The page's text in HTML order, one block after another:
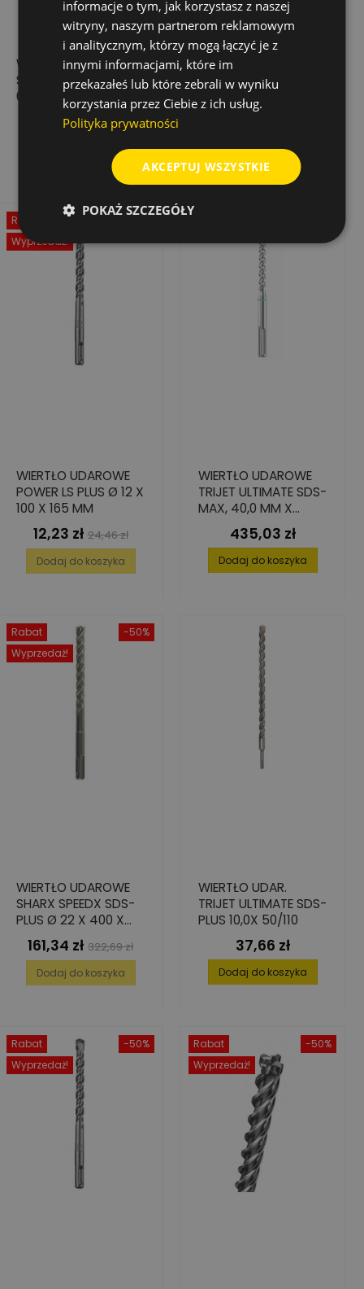
WIERTŁO UDAROWE
SHARX SDS-PLUS
6,5X165/100
Cena
18,47 złCena
36,94 zł
Dodaj do koszyka
WIERTŁO UDAROWE
SHARX SDS-PLUS
5,5X465/400
Dodaj do koszyka
Rabat
Wyprzedaż!
WIERTŁO UDAROWE
POWER LS PLUS Ø 12 X
100 X 165 MM
Cena
12,23 zł Cena
podstawowa
24,46 zł
Dodaj do koszyka
WIERTŁO UDAROWE
TRIJET ULTIMATE SDS-
MAX, 40,0 MM X
200/320 MM
Cena
435,03 zł
Dodaj do koszyka
-50%
Rabat
Wyprzedaż!
WIERTŁO UDAROWE
SHARX SPEEDX SDS-
PLUS Ø 22 X 400 X
450 MM
Cena
161,34 zł Cena
podstawowa
322,69 zł
Dodaj do koszyka
WIERTŁO UDAR.
TRIJET ULTIMATE SDS-
PLUS 10,0X 50/110
Cena
37,66 zł
Dodaj do koszyka
-50%
Rabat
Wyprzedaż!
-50%
Rabat
Wyprzedaż!
informacje o tym, jak korzystasz z naszej
witryny, naszym partnerom reklamowym
i analitycznym, którzy mogą łączyć je z
innymi informacjami, które im
przekazałeś lub które zebrali w wyniku
korzystania przez Ciebie z ich usług.
Polityka prywatności
AKCEPTUJ WSZYSTKIE
POKAŻ SZCZEGÓŁY